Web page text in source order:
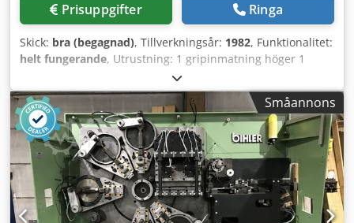
Prisuppgifter Ringa
Skick: bra (begagnad), Tillverkningsår: 1982, Funktionalitet:
helt fungerande, Utrustning: 1 gripinmatning höger 1
tvåpunkts excenterpress 90 kN 3 normala slidaggregat 1
smalt slidaggregat 1 styrvåg Arbetsområde: Crodpfjn E N
Ndox Ad Ief Trådtjocklek: 0,5 - 4,0 mm Bandbredd: upp till
60 mm Inmatningslängd: upp till 270 mm Kapacitet: upp
till 350/min
Småannons